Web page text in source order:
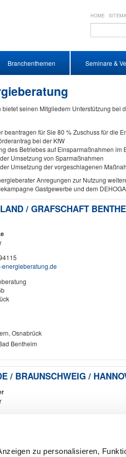
zu personalisieren,
HOME
Branchenthemen Seminare &
seinen Mitgliedern Unterstützung bei
beantragen für Sie 80 % Zuschuss für die
bei der KfW
des Betriebes auf Einsparmaßnahmen im
Umsetzung von Sparmaßnahmen
Umsetzung der vorgeschlagenen
Anregungen zur Nutzung
Gastgewerbe und dem
/ GRAFSCHAFT
energieberatung.de
Osnabrück
Bentheim
/ BRAUNSCHWEIG /